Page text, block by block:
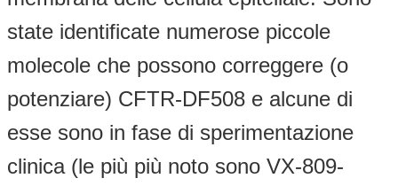
state identificate numerose piccole
molecole che possono correggere (o
potenziare) CFTR-DF508 e alcune di
esse sono in fase di sperimentazione
clinica (le più più noto sono VX-809-